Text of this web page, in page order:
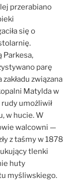
przerabiano
się o
Parkesa,
parę
związana
Matylda w
umożliwił
w hucie. W
walcowni —
z taśmy w 1878
tlenki
huty
myśliwskiego.